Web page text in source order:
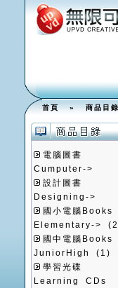
首頁»商品目
電腦圖書
Cumputer->
設計圖書
Designing->
國小電腦
Elementary->
國中電腦
JuniorHigh
(1)
學習光碟
Learning CDs